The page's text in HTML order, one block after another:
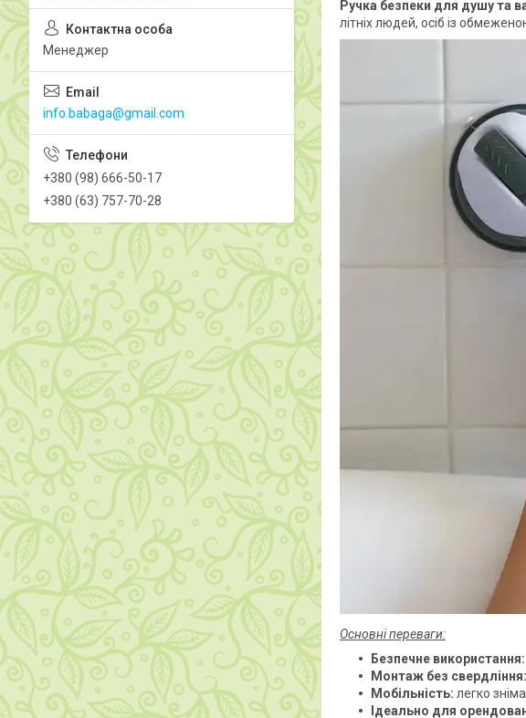
Ручка безпеки для душу та
літніх людей, осіб із
Основні переваги:
Безпечне використання:
Монтаж без свердління:
Мобільність: легко
Ідеально для
Менеджер
info.babaga@gmail.com
+380 (98) 666-50-17
+380 (63) 757-70-28